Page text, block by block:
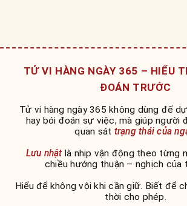
TỬ VI HÀNG NGÀY 365 – HIỂU
ĐOÁN TRƯỚC
Tử vi hàng ngày 365 không dùng để
hay bói đoán sự việc, mà giúp người
quan sát trạng thái của
Lưu nhậtlà nhịp vận động theo từng
chiều hướng thuận – nghịch của
Hiểu để không vội khi cần giữ. Biết để
thời cho phép.